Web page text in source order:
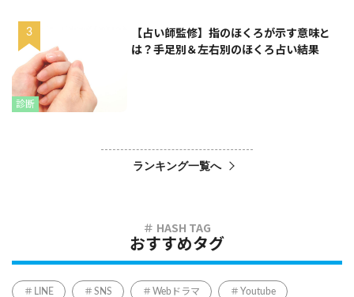
診断
【占い師監修】指のほくろが示す意味と
は？手足別＆左右別のほくろ占い結果
ランキング一覧へ
おすすめタグ
LINE SNS Webドラマ Youtube